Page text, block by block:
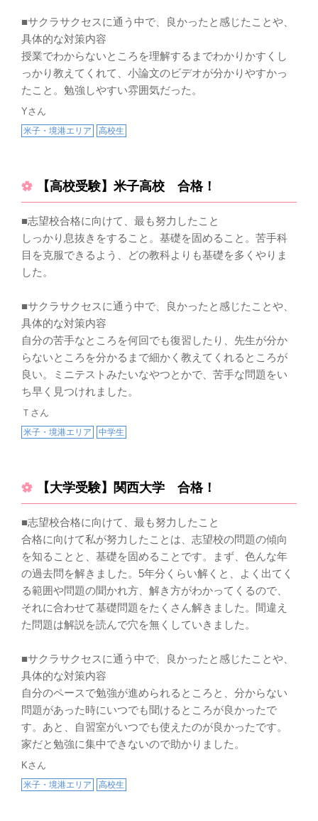
■サクラサクセスに通う中で、良かったと感じたことや、
具体的な対策内容
授業でわからないところを理解するまでわかりかすくし
っかり教えてくれて、小論文のビデオが分かりやすかっ
たこと。勉強しやすい雰囲気だった。
Yさん
米子・境港エリア 高校生
【高校受験】米子高校 合格！
■志望校合格に向けて、最も努力したこと
しっかり息抜きをすること。基礎を固めること。苦手科
目を克服できるよう、どの教科よりも基礎を多くやりま
した。
■サクラサクセスに通う中で、良かったと感じたことや、
具体的な対策内容
自分の苦手なところを何回でも復習したり、先生が分か
らないところを分かるまで細かく教えてくれるところが
良い。ミニテストみたいなやつとかで、苦手な問題をい
ち早く見つけれました。
Ｔさん
米子・境港エリア 中学生
【大学受験】関西大学 合格！
■志望校合格に向けて、最も努力したこと
合格に向けて私が努力したことは、志望校の問題の傾向
を知ることと、基礎を固めることです。まず、色んな年
の過去問を解きました。5年分くらい解くと、よく出てく
る範囲や問題の聞かれ方、解き方がわかってくるので、
それに合わせて基礎問題をたくさん解きました。間違え
た問題は解説を読んで穴を無くしていきました。
■サクラサクセスに通う中で、良かったと感じたことや、
具体的な対策内容
自分のペースで勉強が進められるところと、分からない
問題があった時にいつでも聞けるところが良かったで
す。あと、自習室がいつでも使えたのが良かったです。
家だと勉強に集中できないので助かりました。
Kさん
米子・境港エリア 高校生